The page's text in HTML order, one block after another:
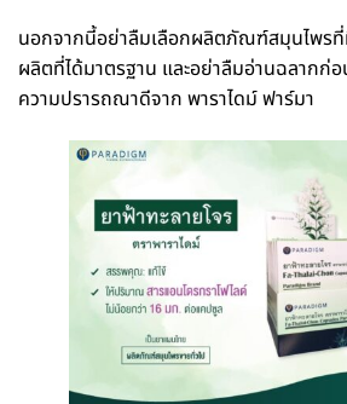
นอกจากนี้อย่าลืมเลือกผลิตภัณฑ์สมุนไพร
ผลิตที่ได้มาตรฐาน และอย่าลืมอ่านฉลากก่
ความปรารถณาดีจาก พาราไดม์ ฟาร์มา